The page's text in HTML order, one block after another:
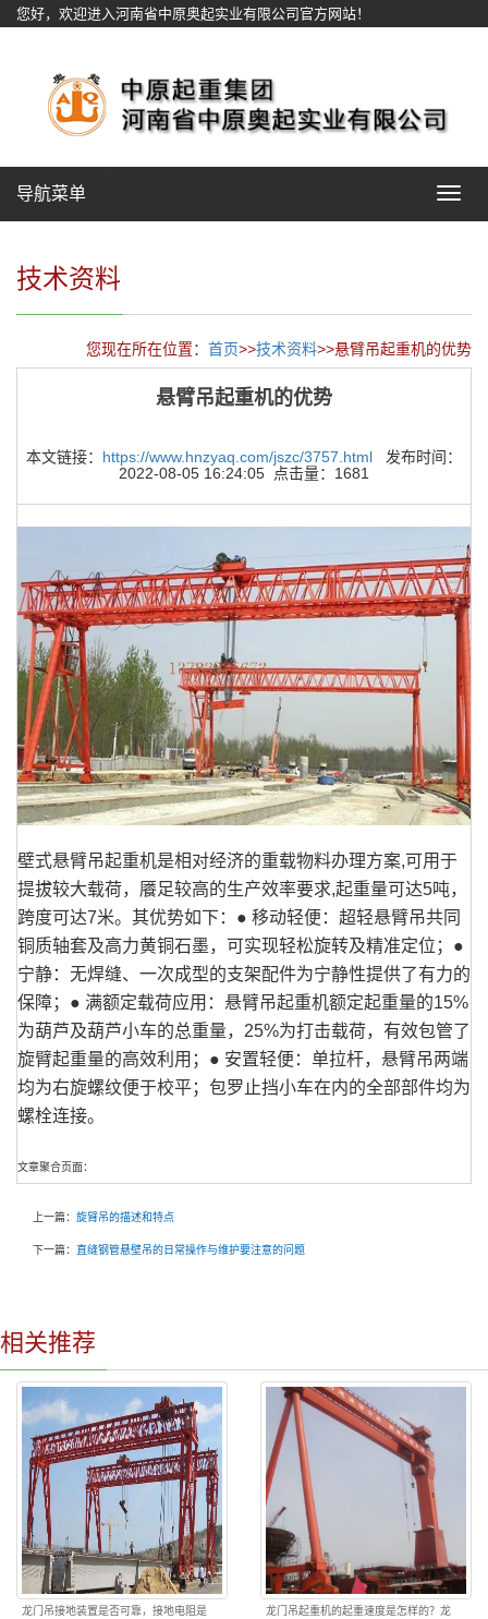
您好，欢迎进入河南省中原奥起实业有限公司官方网站！
Toggle
导航菜单
技术资料
您现在所在位置： 首页>>技术资料>>悬臂吊起重机的优势
悬臂吊起重机的优势
本文链接： https://www.hnzyaq.com/jszc/3757.html 发布时间：
2022-08-05 16:24:05 点击量：1681
壁式悬臂吊起重机是相对经济的重载物料办理方案,可用于
提拔较大载荷，餍足较高的生产效率要求,起重量可达5吨，
跨度可达7米。其优势如下：● 移动轻便：超轻悬臂吊共同
铜质轴套及高力黄铜石墨，可实现轻松旋转及精准定位；●
宁静：无焊缝、一次成型的支架配件为宁静性提供了有力的
保障；● 满额定载荷应用：悬臂吊起重机额定起重量的15%
为葫芦及葫芦小车的总重量，25%为打击载荷，有效包管了
旋臂起重量的高效利用；● 安置轻便：单拉杆，悬臂吊两端
均为右旋螺纹便于校平；包罗止挡小车在内的全部部件均为
螺栓连接。
文章聚合页面：
上一篇： 旋臂吊的描述和特点
下一篇： 直缝钢管悬壁吊的日常操作与维护要注意的问题
相关推荐
龙门吊接地装置是否可靠，接地电阻是
龙门吊起重机的起重速度是怎样的？龙